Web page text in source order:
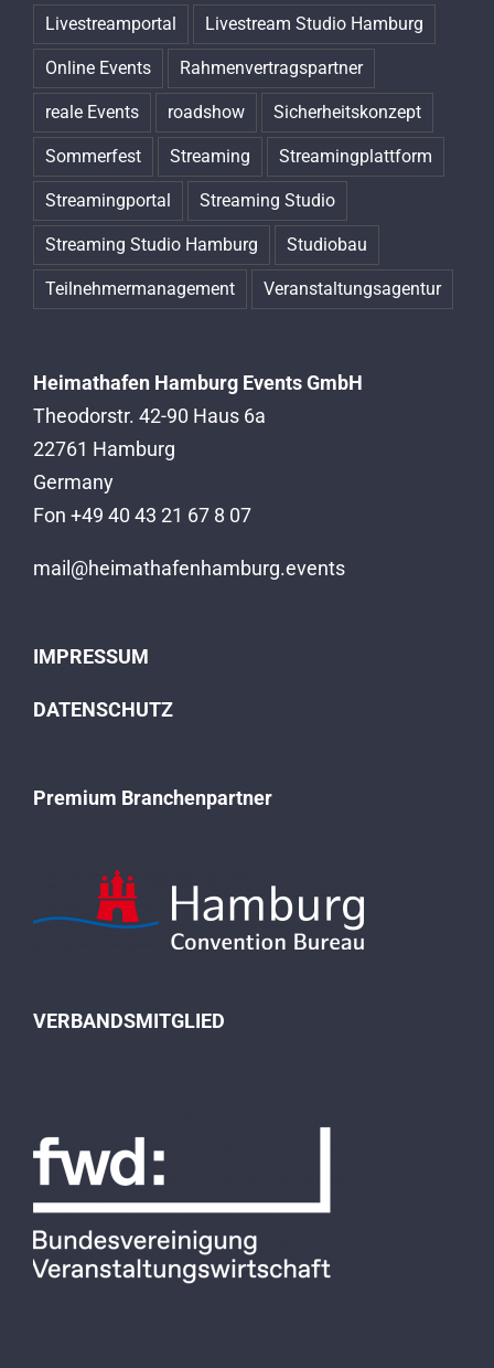
Livestreamportal Livestream Studio Hamburg
Online Events Rahmenvertragspartner
reale Events roadshow Sicherheitskonzept
Sommerfest Streaming Streamingplattform
Streamingportal Streaming Studio
Streaming Studio Hamburg Studiobau
Teilnehmermanagement Veranstaltungsagentur
Heimathafen Hamburg Events GmbH
Theodorstr. 42-90 Haus 6a
22761 Hamburg
Germany
Fon +49 40 43 21 67 8 07
mail@heimathafenhamburg.events
IMPRESSUM
DATENSCHUTZ
Premium Branchenpartner
VERBANDSMITGLIED